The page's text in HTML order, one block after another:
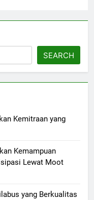
SEARCH
Kemitraan yang
Kemampuan
Lewat Moot
yang Berkualitas